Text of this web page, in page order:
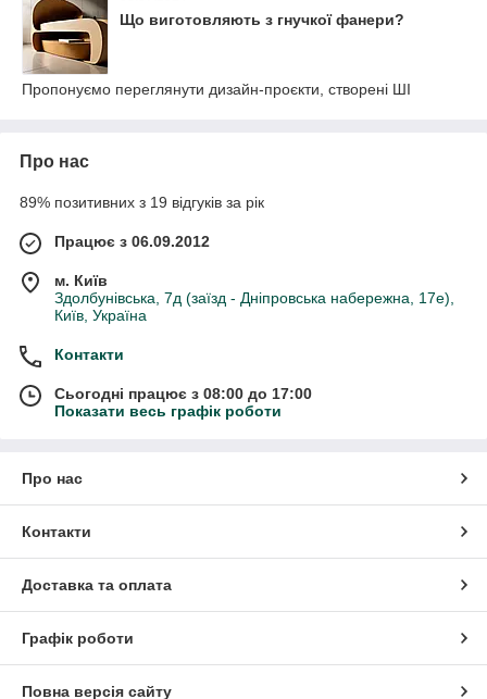
Що виготовляють з гнучкої фанери?
Пропонуємо переглянути дизайн-проєкти, створені ШІ
Про нас
89% позитивних з 19 відгуків за рік
Працює з 06.09.2012
м. Київ
Здолбунівська, 7д (заїзд - Дніпровська набережна, 17е),
Київ, Україна
Контакти
Сьогодні працює з 08:00 до 17:00
Показати весь графік роботи
Про нас
Контакти
Доставка та оплата
Графік роботи
Повна версія сайту